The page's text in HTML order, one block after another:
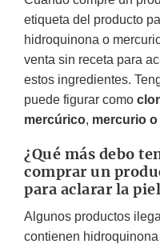
etiqueta del producto
hidroquinona o
venta sin receta para
estos ingredientes.
puede figurar como
mercúrico, mercurio o
¿Qué más debo
comprar un
para aclarar la
Algunos productos
contienen